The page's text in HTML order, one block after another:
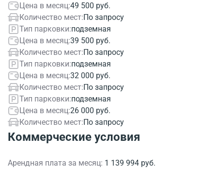
Цена в месяц:49 500 руб.
Количество мест:По запросу
Тип парковки:подземная
Цена в месяц:39 500 руб.
Количество мест:По запросу
Тип парковки:подземная
Цена в месяц:32 000 руб.
Количество мест:По запросу
Тип парковки:подземная
Цена в месяц:26 000 руб.
Количество мест:По запросу
Коммерческие условия
Арендная плата за месяц: 1 139 994 руб.